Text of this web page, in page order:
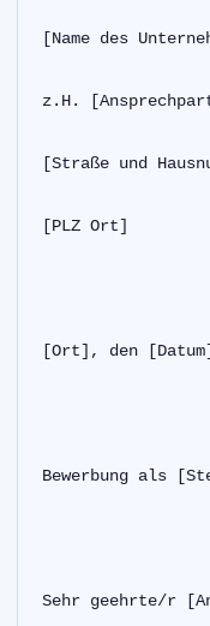
[Name des
z.H.
[Straße und
[PLZ Ort]
[Ort], den [Datum]
Bewerbung als
Sehr geehrte/r